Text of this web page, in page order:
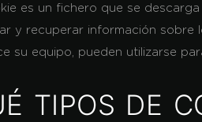
es un fichero que se
y recuperar información
su equipo, pueden utilizarse
TIPOS DE